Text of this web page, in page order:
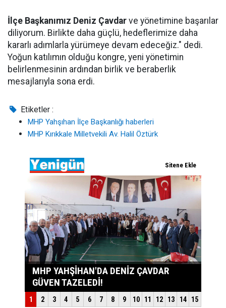
İlçe Başkanımız Deniz Çavdar ve yönetimine başarılar
diliyorum. Birlikte daha güçlü, hedeflerimize daha
kararlı adımlarla yürümeye devam edeceğiz." dedi.
Yoğun katılımın olduğu kongre, yeni yönetimin
belirlenmesinin ardından birlik ve beraberlik
mesajlarıyla sona erdi.
Etiketler :
MHP Yahşıhan İlçe Başkanlığı haberleri
MHP Kırıkkale Milletvekili Av. Halil Öztürk